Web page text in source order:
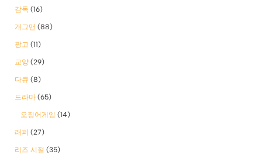
감독 (16)
개그맨 (88)
광고 (11)
교양 (29)
다큐 (8)
드라마 (65)
오징어게임 (14)
래퍼 (27)
리즈 시절 (35)